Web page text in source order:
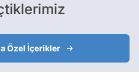
Özel İçerikler